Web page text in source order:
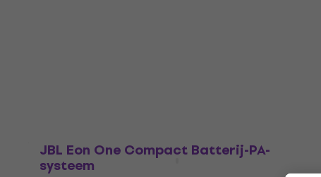
JBL Eon One Compact Batterij-PA-
systeem